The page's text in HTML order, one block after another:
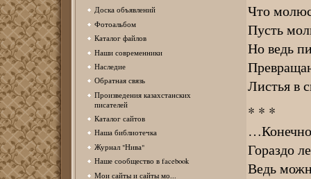
Доска объявлений
Фотоальбом
Каталог файлов
Наши современники
Наследие
Обратная связь
Произведения казахстанских
писателей
Каталог сайтов
Наша библиотечка
Журнал "Нива"
Наше сообщество в facebook
Мои сайты и сайты мо...
Что
Пусть
Но ведь
Листья в
* * *
Гораздо
Ведь